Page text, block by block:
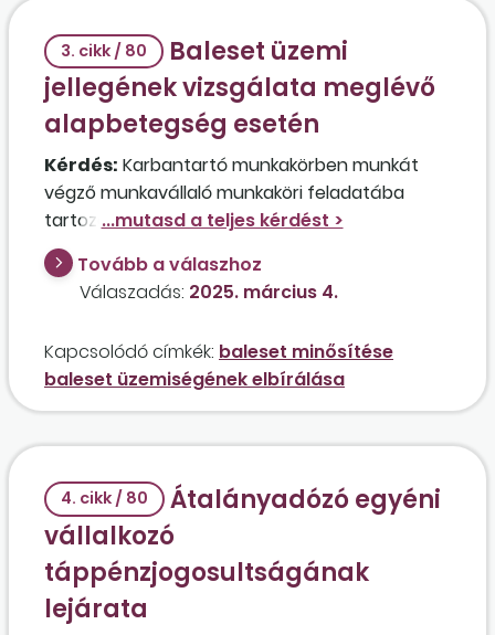
3. cikk / 80
Baleset üzemi
jellegének vizsgálata meglévő
alapbetegség esetén
Kérdés: Karbantartó munkakörben munkát
végző munkavállaló munkaköri feladatába
tartozó bútorzat megemelése során
szenvedett derékhúzódásos balesetet. A
baleset körülményeinek rögzítésére
rendszeresített jegyzőkönyv felvétele során
meglévő alapbetegsége van. Meglévő
porckorong-sérvesedés alapbetegsége
ismeretében mely követendő eljárást indokolt a
kifizetőhelynek lefolytatni? El kell-e utasítani
Tovább a válaszhoz
Válaszadás: 2025. március 4.
Kapcsolódó címkék: baleset minősítése
baleset üzemiségének elbírálása
4. cikk / 80
Átalányadózó egyéni
vállalkozó
táppénzjogosultságának
lejárata